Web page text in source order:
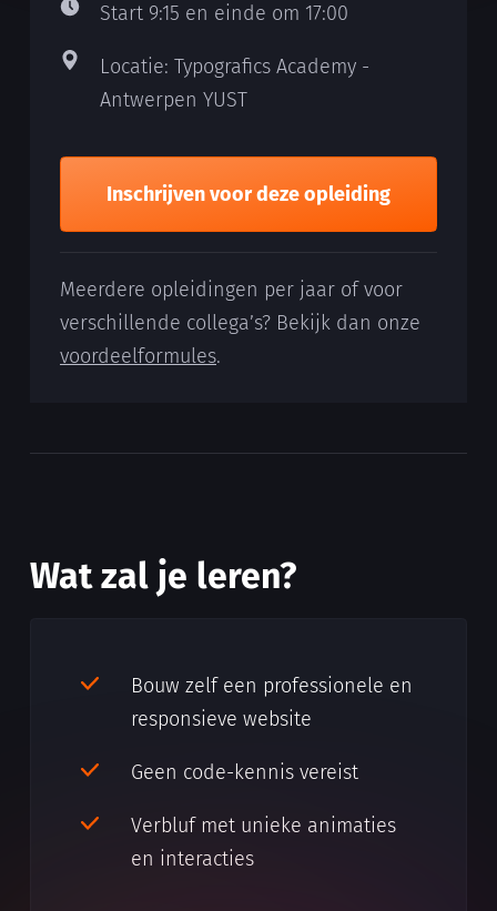
Start 9:15 en einde om 17:00
Locatie: Typografics Academy -
Antwerpen YUST
Inschrijven voor deze opleiding
Meerdere opleidingen per jaar of voor
verschillende collega’s? Bekijk dan onze
voordeelformules.
Wat zal je leren?
Bouw zelf een professionele en
responsieve website
Geen code-kennis vereist
Verbluf met unieke animaties
en interacties